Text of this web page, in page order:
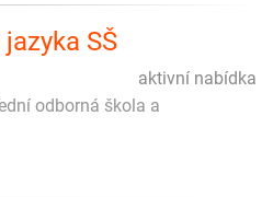
SŠ
aktivní nabídka
odborná škola a